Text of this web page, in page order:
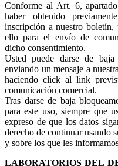
Conforme al Art. 6,
haber obtenido
inscripción a nuestro boletín,
ello para el envío de
dicho consentimiento.
Usted puede darse de
enviando un mensaje a
haciendo click al link
comunicación comercial.
Tras darse de baja
para este uso, siempre que
expreso de que los datos
derecho de continuar usando
y sobre los que les
LABORATORIOS DEL